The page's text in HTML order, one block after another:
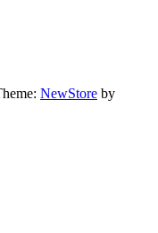
NewStore by